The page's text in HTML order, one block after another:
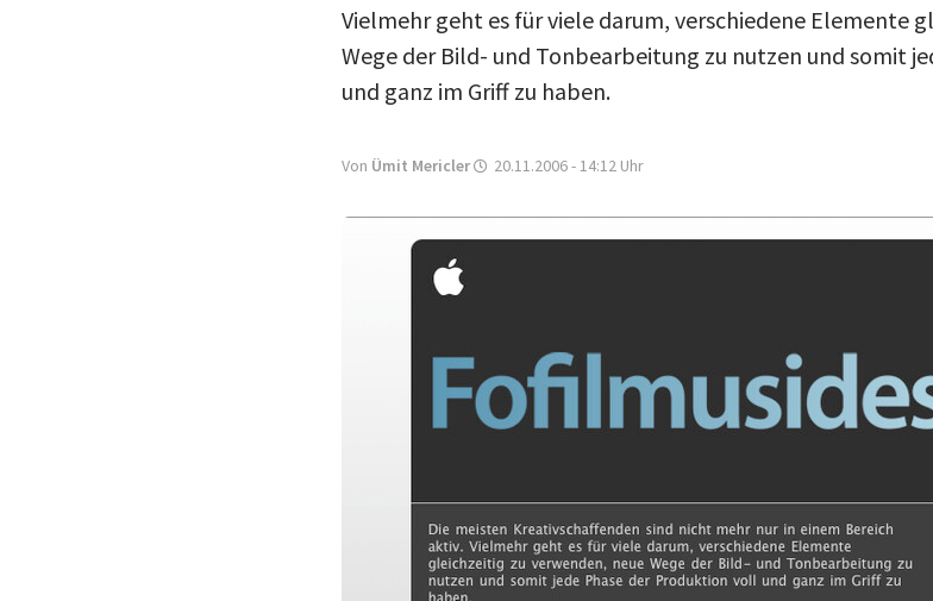
Vielmehr geht es für viele darum, verschiedene Elemente
Wege der Bild- und Tonbearbeitung zu nutzen und somit
und ganz im Griff zu haben.
Von Ümit Mericler 20.11.2006 - 14:12 Uhr